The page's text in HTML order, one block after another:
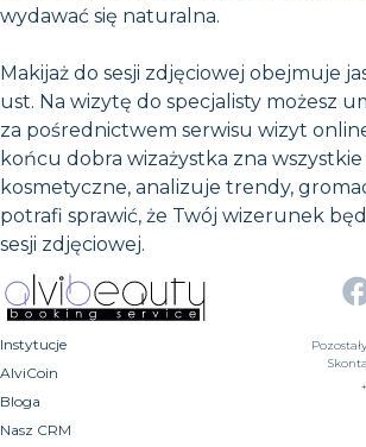
wydawać się naturalna.
Makijaż do sesji zdjęciowej obejmuje
ust. Na wizytę do specjalisty możesz
za pośrednictwem serwisu wizyt
końcu dobra wizażystka zna
kosmetyczne, analizuje trendy,
potrafi sprawić, że Twój wizerunek
sesji zdjęciowej.
Instytucje
AlviCoin
Bloga
Nasz CRM